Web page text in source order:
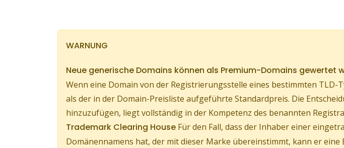
WARNUNG
Neue generische Domains können als Premium-Domains gewertet
Wenn eine Domain von der Registrierungsstelle eines bestimmten TLD-
als der in der Domain-Preisliste aufgeführte Standardpreis. Die
hinzuzufügen, liegt vollständig in der Kompetenz des benannten
Trademark Clearing House Für den Fall, dass der Inhaber einer
Domänennamens hat, der mit dieser Marke übereinstimmt, kann er